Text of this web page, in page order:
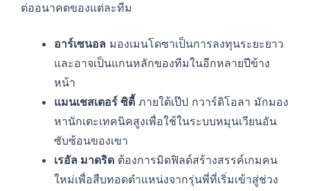
ต่ออนาคตของแต่ละทีม
อาร์เซนอล มองเมนโดซาเป็นการลงทุนระยะยาว
และอาจเป็นแกนหลักของทีมในอีกหลายปีข้าง
หน้า
แมนเชสเตอร์ ซิตี้ ภายใต้เป๊ป กวาร์ดิโอลา มักมอง
หานักเตะเทคนิคสูงเพื่อใช้ในระบบหมุนเวียนอัน
ซับซ้อนของเขา
เรอัล มาดริด ต้องการมิดฟิลด์สร้างสรรค์เกมคน
ใหม่เพื่อสืบทอดตำแหน่งจากรุ่นพี่ที่เริ่มเข้าสู่ช่วง